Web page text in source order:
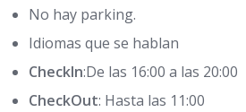
No hay parking.
Idiomas que se hablan
CheckIn:De las 16:00 a las 20:00
CheckOut: Hasta las 11:00